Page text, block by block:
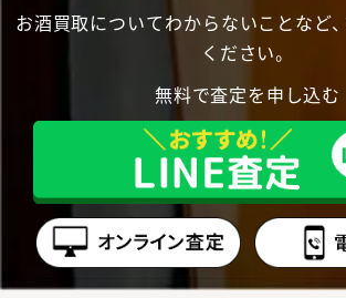
お酒買取についてわからないことなど
ください。
無料で査定を申し込む